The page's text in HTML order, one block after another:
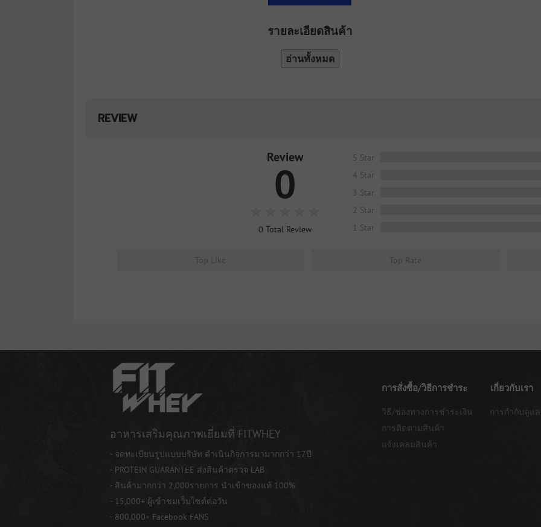
รายละเอียดสินค้า
อ่านทั้งหมด
REVIEW
Review
0
0 Total Review
5 Star
4 Star
3 Star
2 Star
1 Star
Top Like Top Rate
อาหารเสริมคุณภาพเยี่ยมที่ FITWHEY
- จดทะเบียนรูปแบบบริษัท ดำเนินกิจการมามากกว่า 17ปี
- PROTEIN GUARANTEE ส่งสินค้าตรวจ LAB
- สินค้ามากกว่า 2,000รายการ นำเข้าของแท้ 100%
- 15,000+ ผู้เข้าชมเว็บไซต์ต่อวัน
- 800,000+ Facebook FANS
การสั่งซื้อ/วิธีการชำระ เกี่ยวกับเรา
วิธี/ช่องทางการชำระเงิน
การติดตามสินค้า
แจ้งเคลมสินค้า
การกำกับดูแ